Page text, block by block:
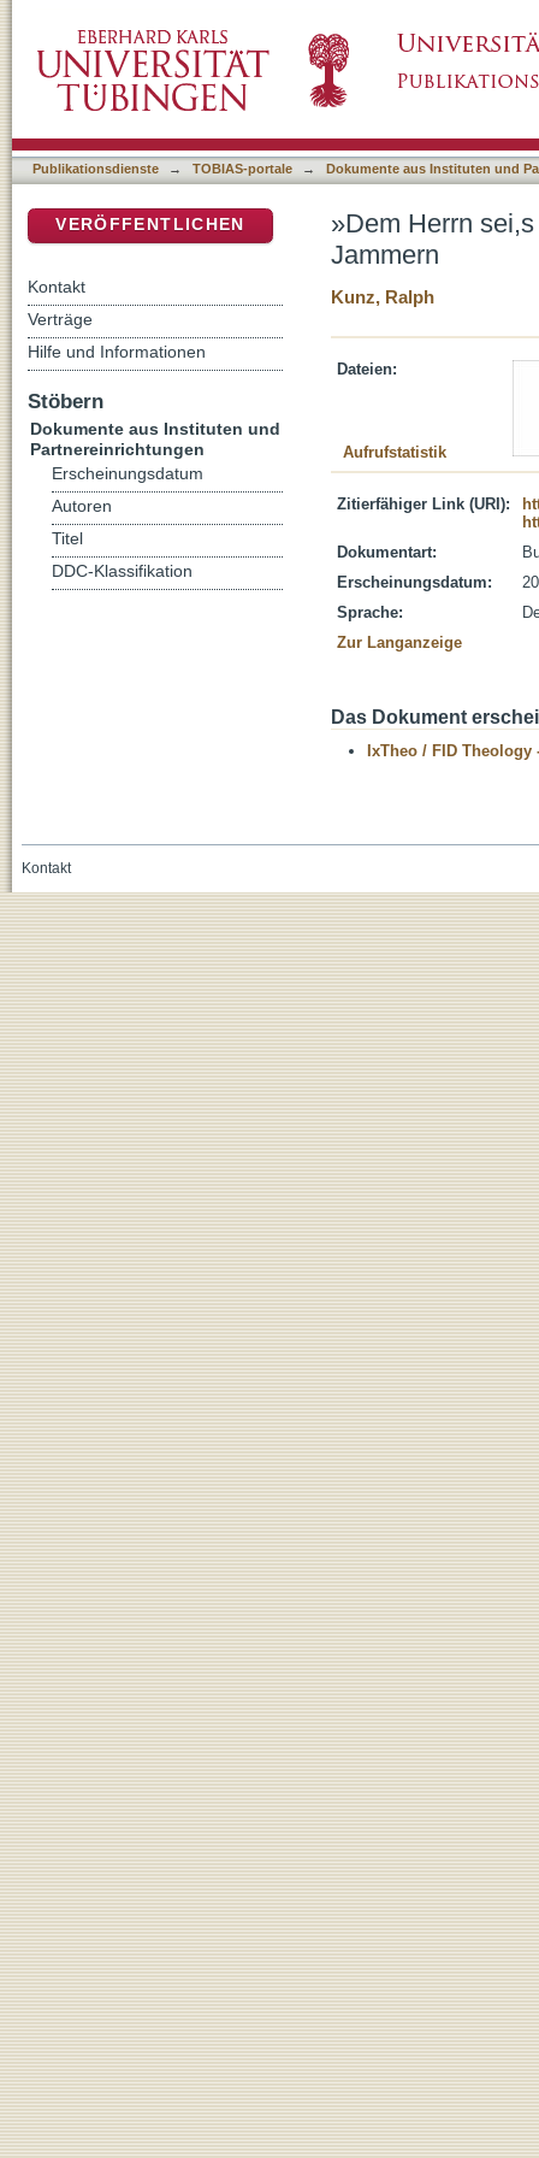
Publikationsdienste → TOBIAS-portale → Dokumente aus Instituten und
»Dem Herrn
Jammern
Kunz, Ralph
Dateien:
Aufrufstatistik
Zitierfähiger Link (URI):
Dokumentart:
Erscheinungsdatum:
Sprache:
Zur Langanzeige
Das Dokument
IxTheo / FID Theology
VERÖFFENTLICHEN
Kontakt
Verträge
Hilfe und Informationen
Stöbern
Dokumente aus Instituten und
Partnereinrichtungen
Erscheinungsdatum
Autoren
Titel
DDC-Klassifikation
Kontakt